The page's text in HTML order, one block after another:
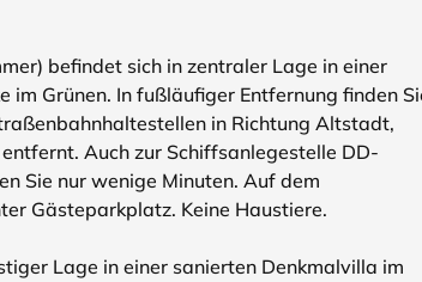
befindet sich in zentraler Lage in einer
Grünen. In fußläufiger Entfernung finden
in Richtung Altstadt,
Auch zur Schiffsanlegestelle DD-
Sie nur wenige Minuten. Auf dem
Gästeparkplatz. Keine Haustiere.
Lage in einer sanierten Denkmalvilla im